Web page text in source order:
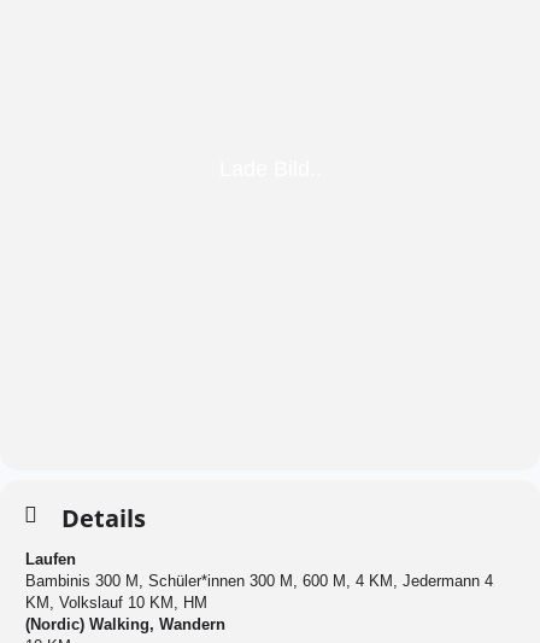
Details
Laufen
Bambinis 300 M, Schüler*innen 300 M, 600 M, 4 KM, Jedermann 4
KM, Volkslauf 10 KM, HM
(Nordic) Walking, Wandern